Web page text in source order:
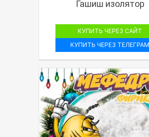
Гашиш изолятор
КУПИТЬ ЧЕРЕЗ САЙТ
КУПИТЬ ЧЕРЕЗ ТЕЛЕГРАМ